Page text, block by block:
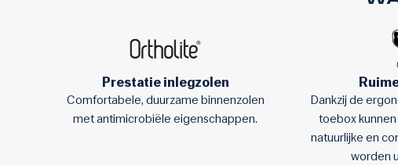
Prestatie inlegzolen
Comfortabele, duurzame binnenzolen
met antimicrobiële eigenschappen.
Dankzij de
toebox
natuurlijke en
worden